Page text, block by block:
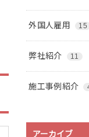
外国人雇用 15
弊社紹介 11
施工事例紹介
アーカイブ